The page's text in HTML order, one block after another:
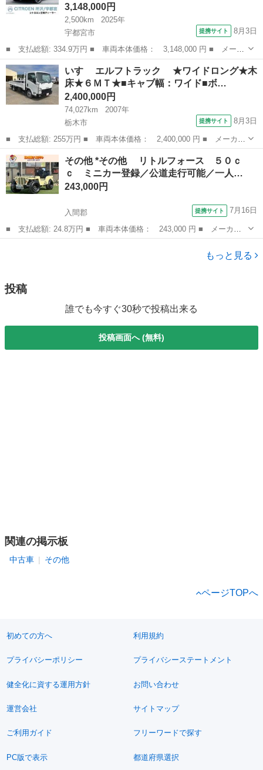
3,148,000円
2,500km
2025年
宇都宮市
提携サイト 8月3日
■ 支払総額: 334.9万円 ■ 車両本体価格： 3,148,000 円 ■ メーカ
ー名： シトロエン ■ 車種名： Ｃ３ ■ グレード名： マック
ス ハイブリッド ハイブリッド ＬＥＤヘッドライト フォグラン
プ ステア...
栃木 宇都宮市
いすゞ エルフトラック ★ワイドロング★木
床★６ＭＴ★■キャブ幅：ワイド■ボ…
2,400,000円
74,027km
2007年
栃木市
提携サイト 8月3日
■ 支払総額: 255万円 ■ 車両本体価格： 2,400,000 円 ■ メーカー
名： いすゞ ■ 車種名： エルフトラック ■ グレード名： ★
ワイドロング★木床★６ＭＴ★■キャブ幅：ワイド■ボディ長：ロング
■荷床素...
栃木 栃木市 その他
その他 *その他 リトルフォース ５０ｃ
ｃ ミニカー登録／公道走行可能／一人…
243,000円
入間郡 提携サイト 7月16日
■ 支払総額: 24.8万円 ■ 車両本体価格： 243,000 円 ■ メーカー
名： その他 ■ 車種名： *その他 ■ グレード名： リトルフォ
ース ５０ｃｃ ミニカー登録／公道走行可能／一人乗り／普通免許
もっと見る
投稿
誰でも今すぐ30秒で投稿出来る
投稿画面へ (無料)
関連の掲示板
中古車 その他
ページTOPへ
初めての方へ 利用規約
プライバシーポリシー プライバシーステートメント
健全化に資する運用方針 お問い合わせ
運営会社 サイトマップ
ご利用ガイド フリーワードで探す
PC版で表示 都道府県選択